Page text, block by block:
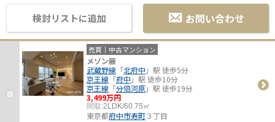
検討リストに追加 お問い合わせ
売買｜中古マンション
メゾン藤
武蔵野線 「北府中 」駅 徒歩5分
京王線 「府中 」駅 徒歩10分
京王線 「分倍河原」駅 徒歩19分
3,499万円
間取:2LDK/60.75㎡
東京都府中市寿町３丁目